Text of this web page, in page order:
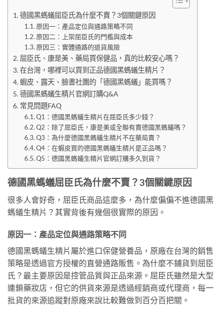
德國黑螞蟻屈臣氏為什麼不賣？3個關鍵原因
原因一：產品定位與通路策略不同
原因二：上架屈臣氏的門檻與成本
原因三：實體通路的退貨風險
屈臣氏、康是美、藥局買保健品，真的比較安心嗎？
在台灣，哪裡可以買到正品德國黑螞蟻生精片？
蝦皮、露天、臉書社團的「德國黑螞蟻」能買嗎？
德國黑螞蟻生精片官網訂購Q&A
常見問題FAQ
Q1：德國黑螞蟻生精片在屈臣氏多少錢？
Q2：除了屈臣氏，康是美或全聯有賣德國黑螞蟻嗎？
Q3：為什麼德國黑螞蟻生精片不在藥局賣？
Q4：在蝦皮買的德國黑螞蟻生精片是正品嗎？
Q5：德國黑螞蟻生精片官網訂購多久到貨？
德國黑螞蟻屈臣氏為什麼不賣？3個關鍵原因
很多人會好奇，屈臣氏商品這麼多，為什麼偏偏不進德國黑
螞蟻生精片？其實背後有幾個很實際的原因。
原因一：產品定位與通路策略不同
德國黑螞蟻生精片屬於進口保健營養品，原廠在台灣的銷售
策略是透過官方授權的直營通路販售。為什麼不鋪貨到屈臣
氏？最主要原因是控管品質與正品來源。屈臣氏雖然是大型
連鎖藥妝店，但它的供貨來源是透過經銷商或代理商，每一
批貨的來源追蹤對原廠來說比較難做到百分百把關。